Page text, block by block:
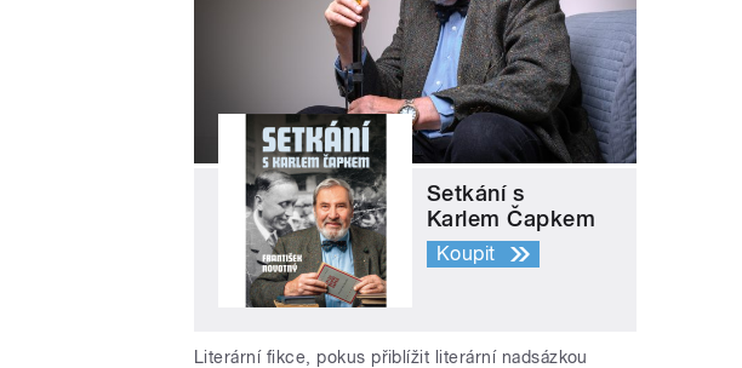
Setkání s
Karlem Čapkem
Koupit
Literární fikce, pokus přiblížit literární nadsázkou